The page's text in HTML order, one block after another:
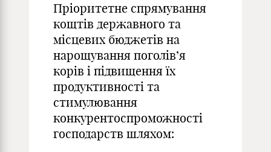
Пріоритетне спрямування
кощтів державного та
місцевих бюджетів на
нарощування поголів’я
корів і підвищення їх
продуктивності та
стимулювання
конкурентоспроможності
господарств шляхом: